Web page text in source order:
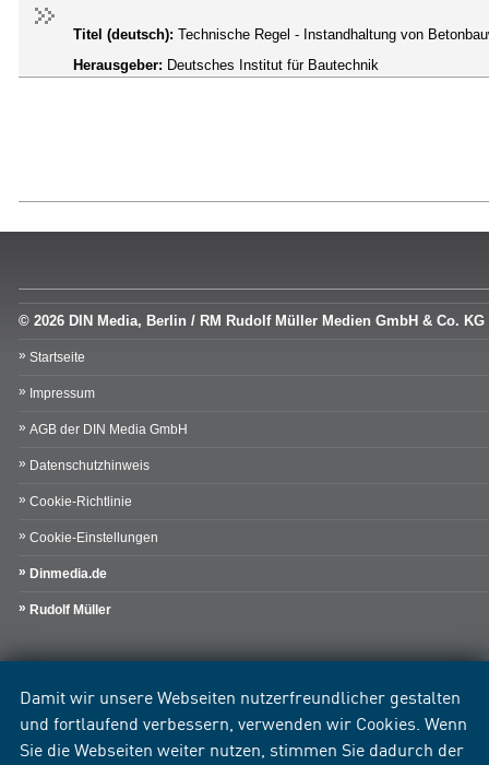
Damit wir unsere Webseiten nutzerfreundlicher gestalten
und fortlaufend verbessern, verwenden wir Cookies. Wenn
Sie die Webseiten weiter nutzen, stimmen Sie dadurch der
Titel (deutsch): Technische Regel - Instandhaltung von
Herausgeber: Deutsches Institut für Bautechnik
© 2026 DIN Media, Berlin / RM Rudolf Müller Medien GmbH & Co. KG
Startseite
Impressum
AGB der DIN Media GmbH
Datenschutzhinweis
Cookie-Richtlinie
Cookie-Einstellungen
Dinmedia.de
Rudolf Müller